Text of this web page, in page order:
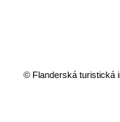
© Flanderská turistická